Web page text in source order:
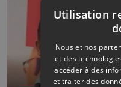
Utilisation
Nous et nos
et des
accéder à des
et traiter des